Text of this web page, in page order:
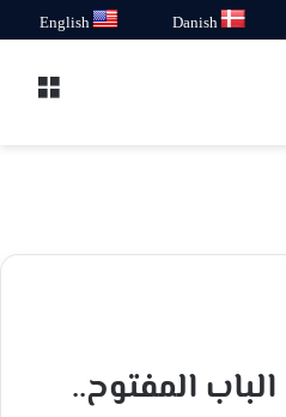
Danish
English
المفتوح..